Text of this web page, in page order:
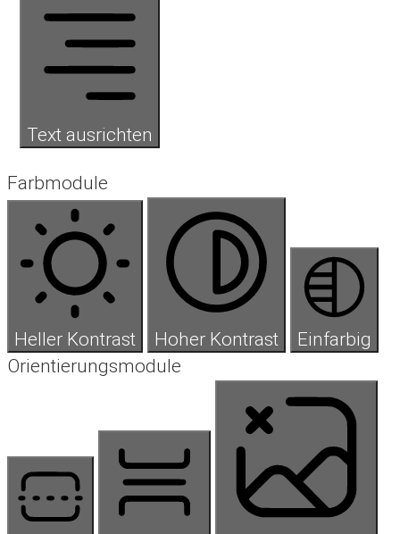
Text ausrichten
Farbmodule
Heller Kontrast Hoher Kontrast
Einfarbig
Orientierungsmodule